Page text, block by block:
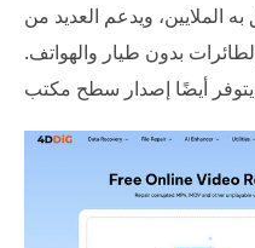
الملايين، ويدعم العديد من
بدون طيار والهواتف.